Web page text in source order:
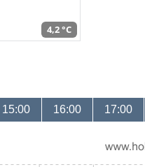
4,2 °C
15:00 16:00 17:00